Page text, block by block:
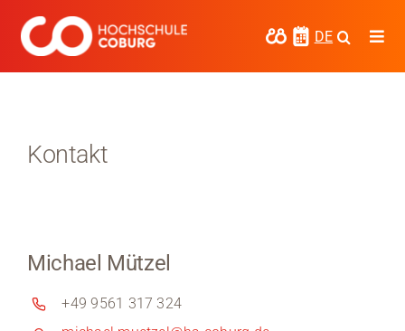
Inhalt
springen
DE
Regionalentwicklung
Entdecke die Region
Kontakt
Michael Mützel
+49 9561 317 324